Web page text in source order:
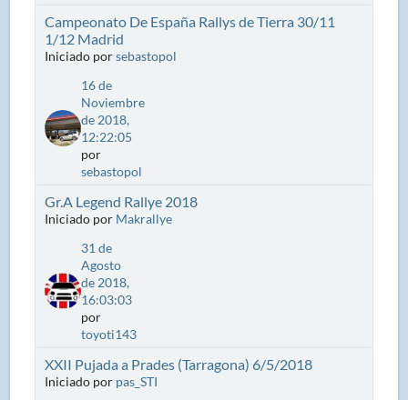
Campeonato De España Rallys de Tierra 30/11
1/12 Madrid
Iniciado porsebastopol
16 de
Noviembre
de 2018,
12:22:05
por
sebastopol
Gr.A Legend Rallye 2018
Iniciado por Makrallye
31 de
Agosto
de 2018,
16:03:03
por
toyoti143
XXII Pujada a Prades (Tarragona) 6/5/2018
Iniciado por pas_STI